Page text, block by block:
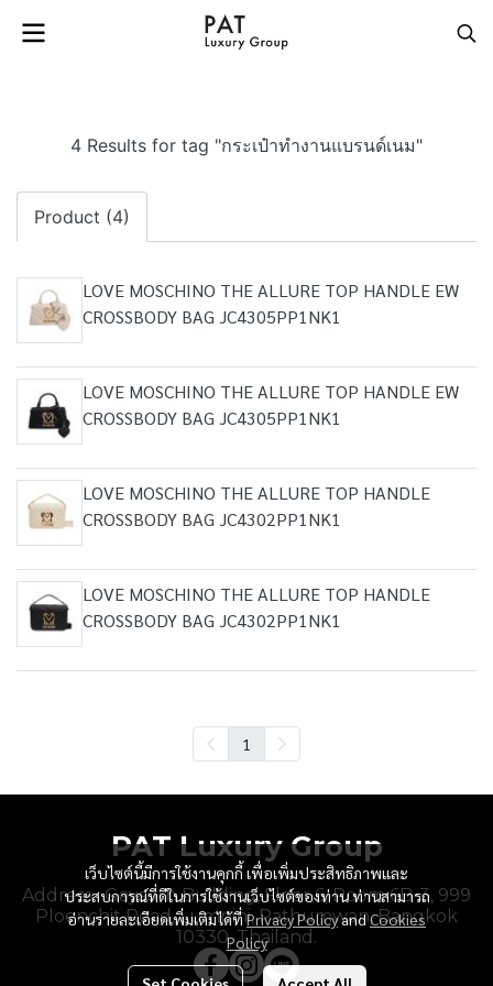
4 Results for tag "กระเป๋าทำงานแบรนด์เนม"
Product (4)
LOVE MOSCHINO THE ALLURE TOP HANDLE EW
CROSSBODY BAG JC4305PP1NK1
LOVE MOSCHINO THE ALLURE TOP HANDLE EW
CROSSBODY BAG JC4305PP1NK1
LOVE MOSCHINO THE ALLURE TOP HANDLE
CROSSBODY BAG JC4302PP1NK1
LOVE MOSCHINO THE ALLURE TOP HANDLE
CROSSBODY BAG JC4302PP1NK1
1
เว็บไซต์นี้มีการใช้งานคุกกี้ เพื่อเพิ่มประสิทธิภาพและ
ประสบการณ์ที่ดีในการใช้งานเว็บไซต์ของท่าน ท่านสามารถ
อ่านรายละเอียดเพิ่มเติมได้ที่Privacy PolicyandCookies
Policy
PAT Luxury Group
Address : Gaysorn Building, Floor 6, Room 6B-3, 999
Ploenchit Road, Lumpini, Pathumwan, Bangkok
10330, Thailand.